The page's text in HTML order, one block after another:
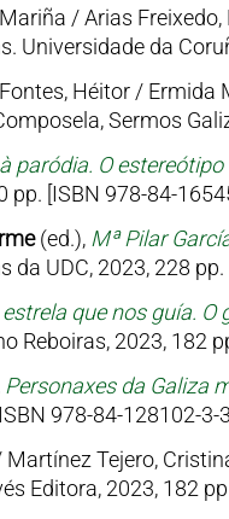
/ Arias
Universidade da
Héitor / Ermida
Sermos
paródia. O
pp. [ISBN 978-84-
(ed.), Mª Pilar
da UDC, 2023, 228
estrela que nos guía.
Reboiras, 2023, 182
Personaxes da Galiza
978-84-128102-3-
Tejero,
Editora, 2023, 182